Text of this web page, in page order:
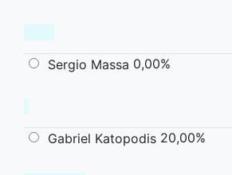
Sergio Massa 0,00%
Gabriel Katopodis 20,00%